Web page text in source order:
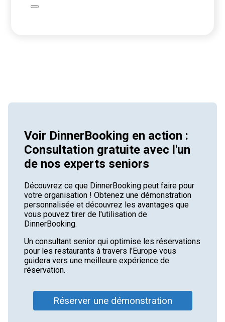
Voir DinnerBooking en action :
Consultation gratuite avec l'un
de nos experts seniors
Découvrez ce que DinnerBooking peut faire pour
votre organisation ! Obtenez une démonstration
personnalisée et découvrez les avantages que
vous pouvez tirer de l'utilisation de
DinnerBooking.
Un consultant senior qui optimise les réservations
pour les restaurants à travers l'Europe vous
guidera vers une meilleure expérience de
réservation.
Réserver une démonstration